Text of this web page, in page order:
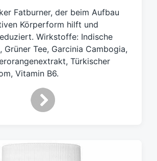
Fatburner, der beim Aufbau
Körperform hilft und
Wirkstoffe: Indische
Grüner Tee, Garcinia Cambogia,
Türkischer
Vitamin B6.